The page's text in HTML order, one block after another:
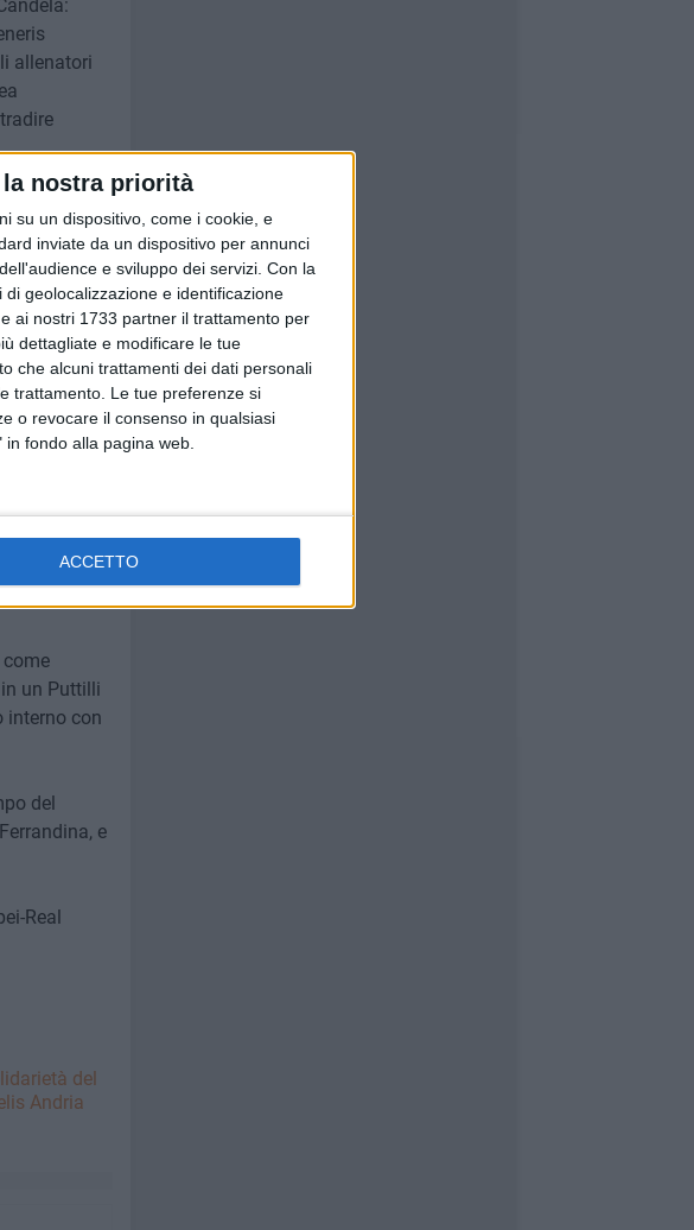
nostra priorità
su un dispositivo, come i cookie, e
inviate da un dispositivo per annunci
e sviluppo dei servizi. Con la
geolocalizzazione e identificazione
ai nostri 1733 partner il trattamento per
dettagliate e modificare le tue
che alcuni trattamenti dei dati personali
trattamento. Le tue preferenze si
o revocare il consenso in qualsiasi
fondo alla pagina web.
ACCETTO
allenatori
Candela
solo
3 pari
più
Pasquale
di
un Puttilli
interno con
del
e
Real
del
Andria